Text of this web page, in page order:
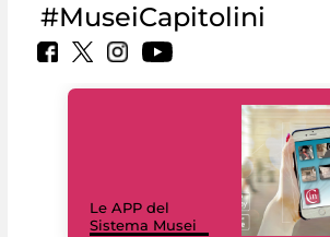
#MuseiCapitolini
Le APP del
Sistema Musei